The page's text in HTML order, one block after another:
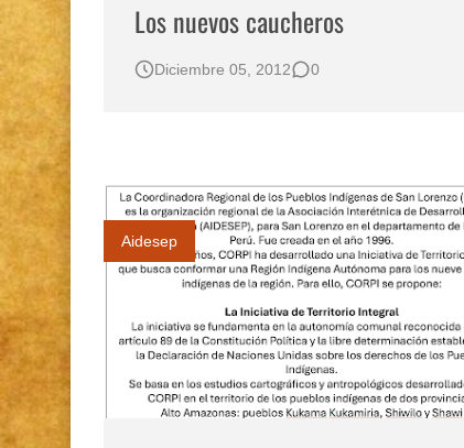
Los nuevos caucheros
Diciembre 05, 2012 0
Aidesep